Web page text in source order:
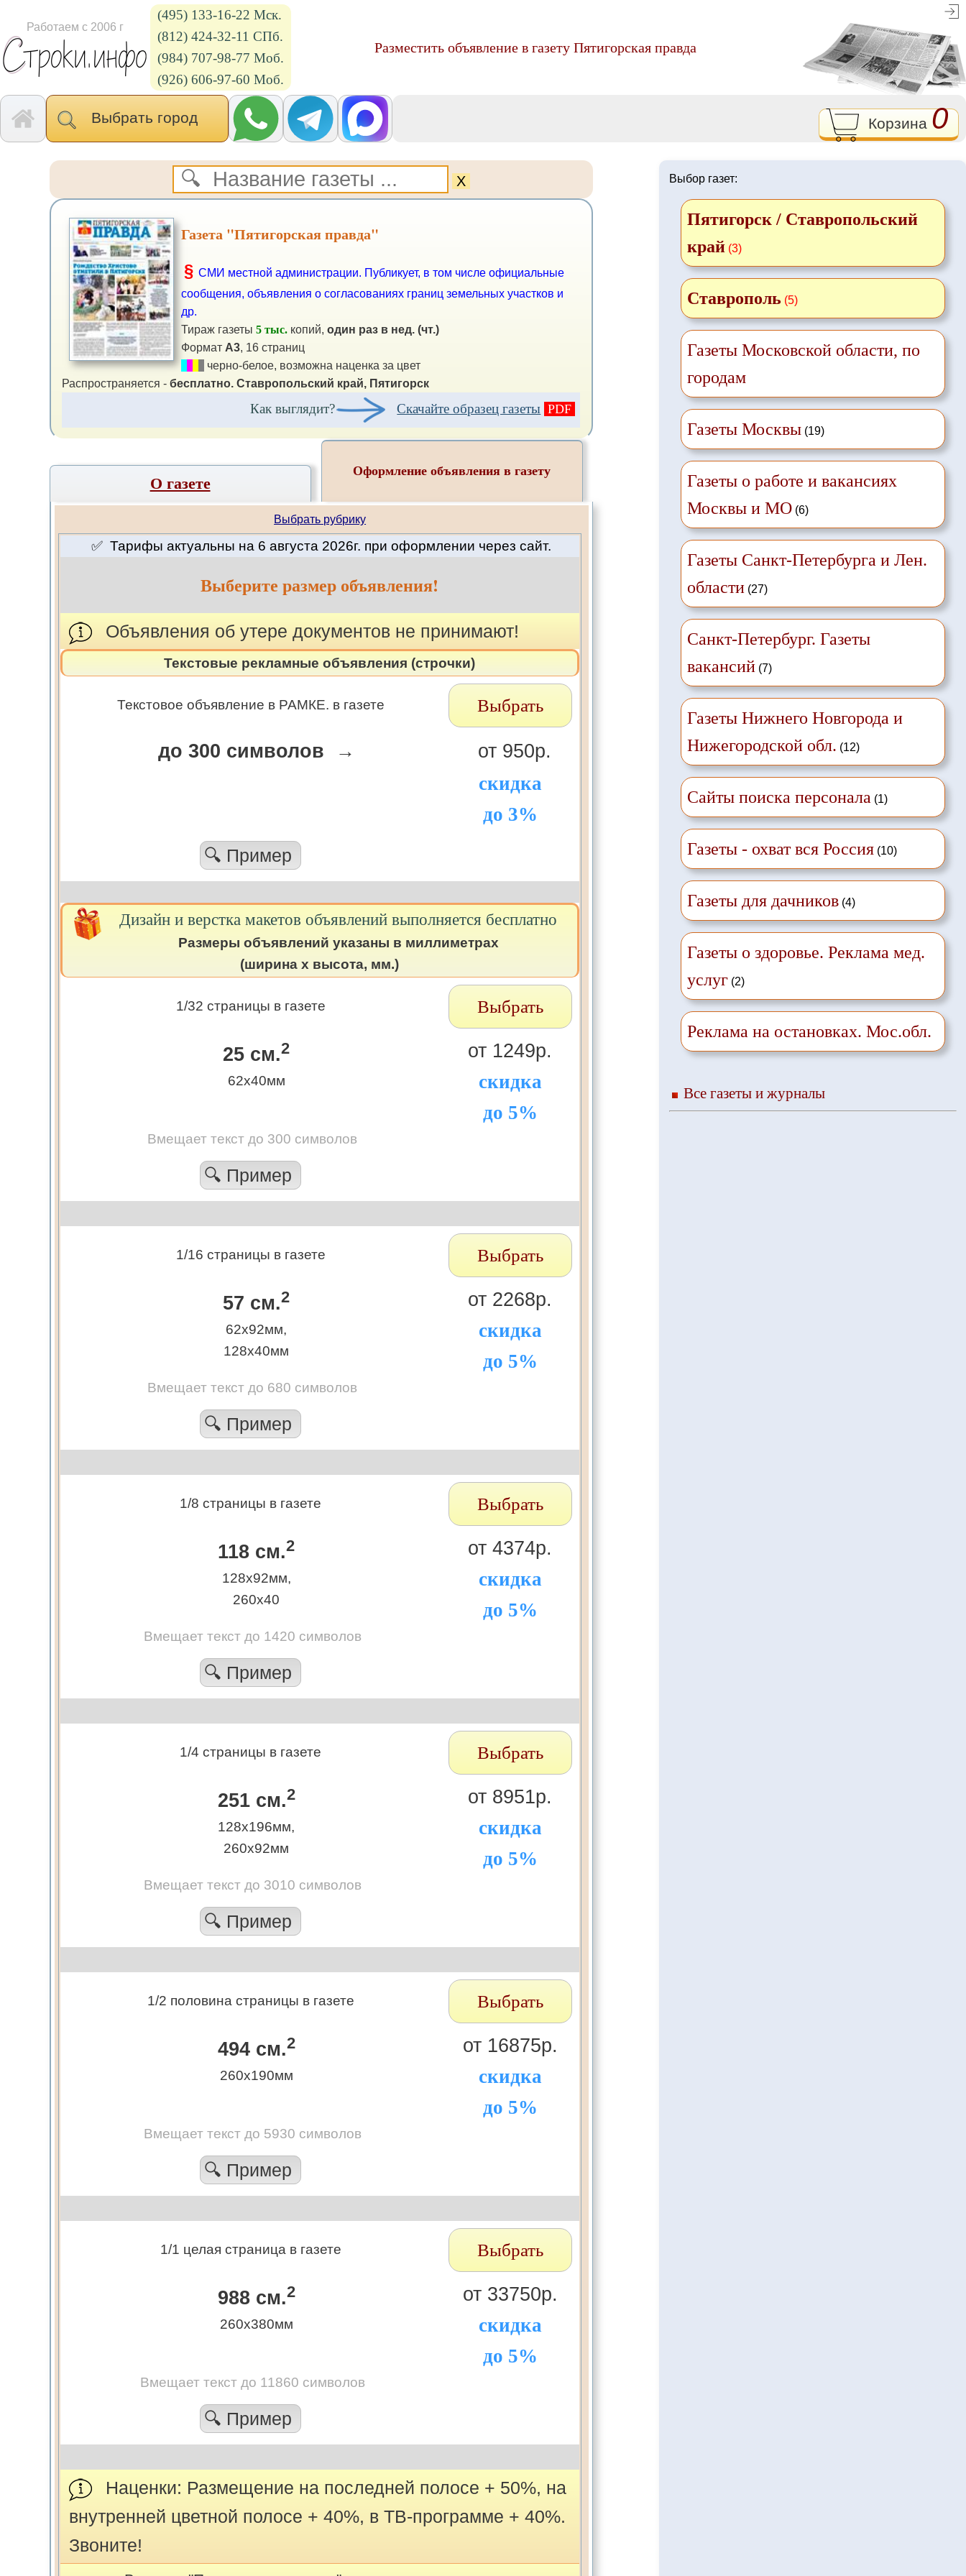
Работаем с 2006 г
(495) 133-16-22 Мск.
(812) 424-32-11 СПб.
(984) 707-98-77 Моб.
(926) 606-97-60 Моб.
Разместить объявление в газету Пятигорская правда
Выбрать город Корзина 0
Х
Газета "Пятигорская правда"
§СМИ местной администрации. Публикует, в том числе официальные
сообщения, объявления о согласованиях границ земельных участков и
др.
Тираж газеты5 тыс. копий,один раз в нед. (чт.)
Формат А3, 16 страниц
черно-белое, возможна наценка за цвет
Распространяется - бесплатно. Ставропольский край, Пятигорск
Как выглядит? Скачайте образец газеты PDF
Оформление объявления в газету
О газете
Выбрать рубрику
✅ Тарифы актуальны на 6 августа 2026г. при оформлении через сайт.
Выберите размер объявления!
Объявления об утере документов не принимают!
Текстовые рекламные объявления (строчки)
Текстовое объявление в РАМКЕ. в газете Выбрать
до 300 символов →
от 950р.
скидка
до 3%
🔍 Пример
Дизайн и верстка макетов объявлений выполняется бесплатно
Размеры объявлений указаны в миллиметрах
(ширина х высота, мм.)
1/32 страницы в газете Выбрать
25 см.2
62х40мм
от 1249р.
скидка
до 5%
Вмещает текст до 300 символов
🔍 Пример
1/16 страницы в газете Выбрать
57 см.2
62х92мм,
128х40мм
от 2268р.
скидка
до 5%
Вмещает текст до 680 символов
🔍 Пример
1/8 страницы в газете Выбрать
118 см.2
128х92мм,
260х40
от 4374р.
скидка
до 5%
Вмещает текст до 1420 символов
🔍 Пример
1/4 страницы в газете Выбрать
251 см.2
128х196мм,
260х92мм
от 8951р.
скидка
до 5%
Вмещает текст до 3010 символов
🔍 Пример
1/2 половина страницы в газете Выбрать
494 см.2
260х190мм
от 16875р.
скидка
до 5%
Вмещает текст до 5930 символов
🔍 Пример
1/1 целая страница в газете Выбрать
988 см.2
260х380мм
от 33750р.
скидка
до 5%
Вмещает текст до 11860 символов
🔍 Пример
Наценки: Размещение на последней полосе + 50%, на
внутренней цветной полосе + 40%, в ТВ-программе + 40%.
Звоните!
Выбор газет:
Пятигорск / Ставропольский
край (3)
Ставрополь (5)
Газеты Московской области, по
городам
Газеты Москвы(19)
Газеты о работе и вакансиях
Москвы и МО(6)
Газеты Санкт-Петербурга и Лен.
области(27)
Санкт-Петербург. Газеты
вакансий(7)
Газеты Нижнего Новгорода и
Нижегородской обл. (12)
Сайты поиска персонала(1)
Газеты - охват вся Россия(10)
Газеты для дачников(4)
Газеты о здоровье. Реклама мед.
услуг(2)
Реклама на остановках. Мос.обл.
Все газеты и журналы